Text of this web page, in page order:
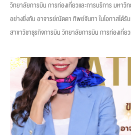
วิทยาลัยการบิน การท่องเที่ยวและการบริการ มหา
อย่างยิ่งกับ อาจารย์ณัดดา ทิพย์จันทา ในโอกาสได้รั
สาขาวิชาธุรกิจการบิน วิทยาลัยการบิน การท่องเที่ย